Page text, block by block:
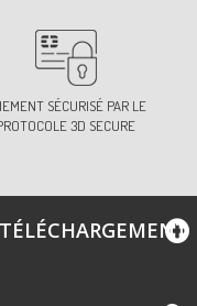
SÉCURISÉ PAR LE
3D SECURE